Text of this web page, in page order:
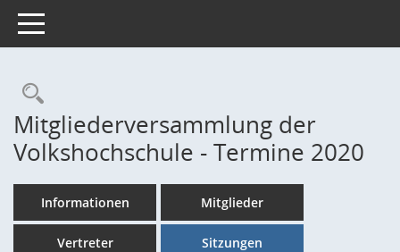
Toggle navigation
Rechercheauswahl
Mitgliederversammlung der
Volkshochschule - Termine 2020
Informationen Mitglieder
Vertreter Sitzungen